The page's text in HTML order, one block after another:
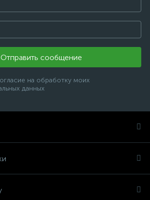
Отправить сообщение
на обработку моих
данных